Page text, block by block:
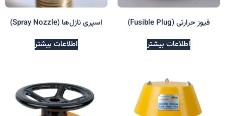
فیوز حرارتی (Fusible Plug)
اطلاعات بیشتر
اسپری نازل‌ها (Spray Nozzle)
اطلاعات بیشتر